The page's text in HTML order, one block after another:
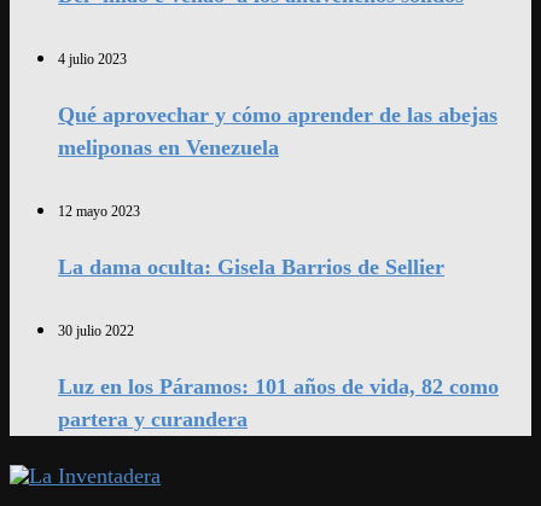
4 julio 2023
Qué aprovechar y cómo aprender de las abejas
meliponas en Venezuela
12 mayo 2023
La dama oculta: Gisela Barrios de Sellier
30 julio 2022
Luz en los Páramos: 101 años de vida, 82 como
partera y curandera